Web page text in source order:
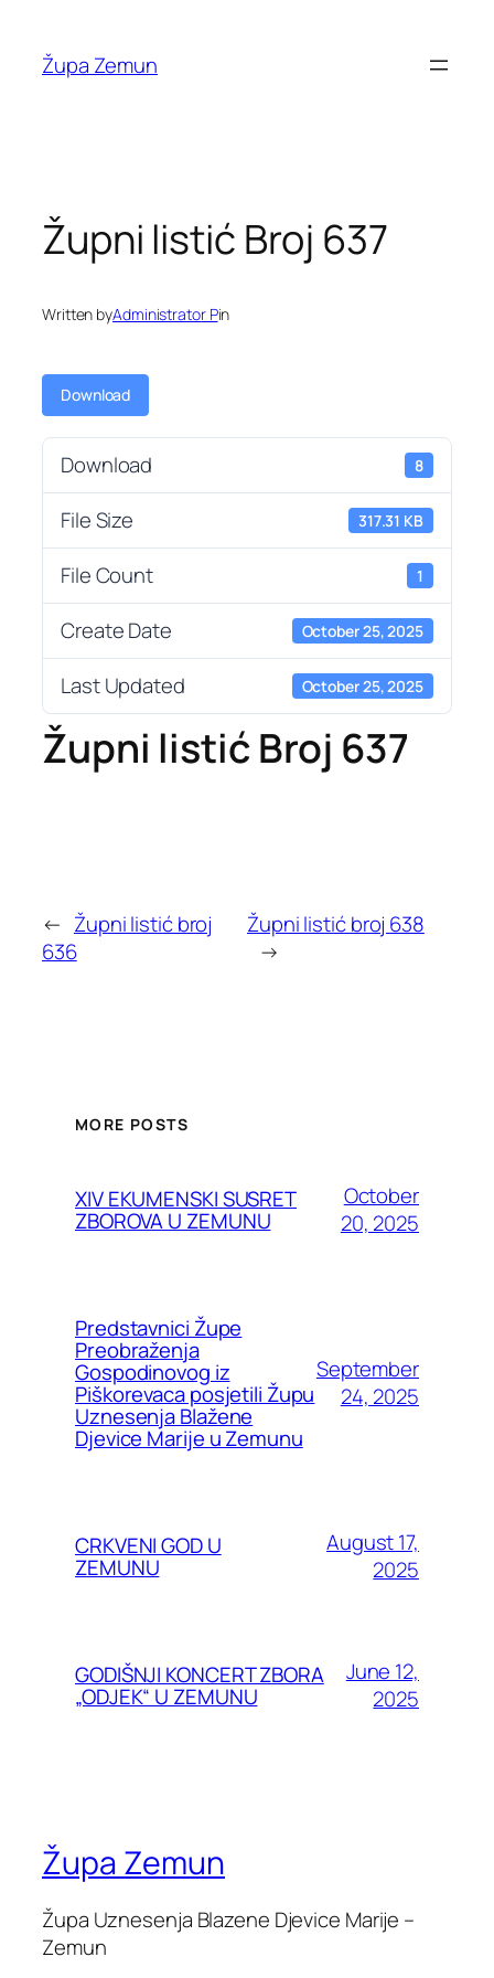
content
Župa Zemun
Župni listić Broj 637
Written byAdministrator Pin
Download
Download 8
File Size 317.31 KB
File Count 1
Create Date October 25, 2025
Last Updated October 25, 2025
Župni listić Broj 637
← Župni listić broj
636
Župni listić broj 638
→
MORE POSTS
XIV EKUMENSKI SUSRET
ZBOROVA U ZEMUNU
October
20, 2025
Predstavnici Župe
Preobraženja
Gospodinovog iz
Piškorevaca posjetili Župu
Uznesenja Blažene
Djevice Marije u Zemunu
September
24, 2025
CRKVENI GOD U
ZEMUNU
August 17,
2025
GODIŠNJI KONCERT ZBORA
„ODJEK“ U ZEMUNU
June 12,
2025
Župa Zemun
Župa Uznesenja Blazene Djevice Marije –
Zemun